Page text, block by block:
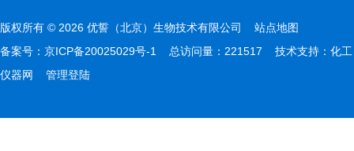
版权所有 © 2026 优誓（北京）生物技术有限公司 站点地图
备案号： 京ICP备20025029号-1 总访问量：221517 技术支持： 化工
仪器网
管理登陆